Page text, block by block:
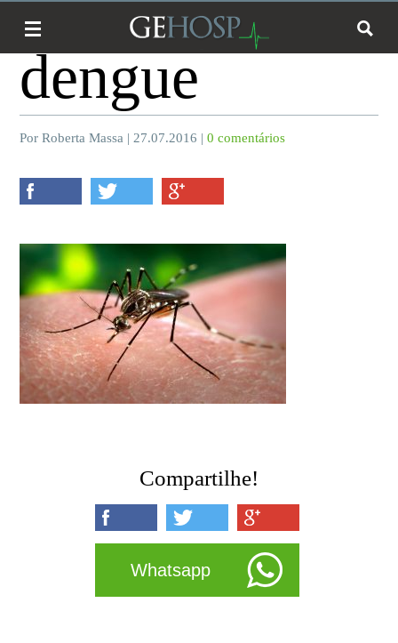
dengue
Por Roberta Massa | 27.07.2016 |0 comentários
Compartilhe!
Whatsapp